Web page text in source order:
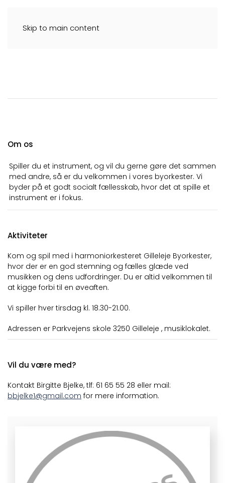
Skip to main content
Om os
Spiller du et instrument, og vil du gerne gøre det sammen
med andre, så er du velkommen i vores byorkester. Vi
byder på et godt socialt fællesskab, hvor det at spille et
instrument er i fokus.
Aktiviteter
Kom og spil med i harmoniorkesteret Gilleleje Byorkester,
hvor der er en god stemning og fælles glæde ved
musikken og dens udfordringer. Du er altid velkommen til
at kigge forbi til en øveaften.
Vi spiller hver tirsdag kl. 18.30-21.00.
Adressen er Parkvejens skole 3250 Gilleleje , musiklokalet.
Vil du være med?
Kontakt Birgitte Bjelke, tlf: 61 65 55 28 eller mail:
bbjelke1@gmail.com for mere information.